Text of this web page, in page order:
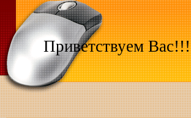
Приветствуем Вас!!!